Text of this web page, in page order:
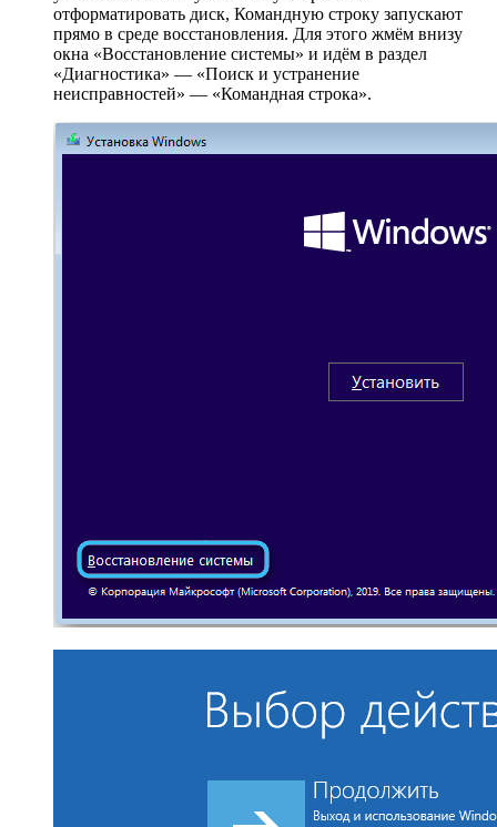
отформатировать диск, Командную строку запускают
прямо в среде восстановления. Для этого жмём внизу
окна «Восстановление системы» и идём в раздел
«Диагностика» — «Поиск и устранение
неисправностей» — «Командная строка».